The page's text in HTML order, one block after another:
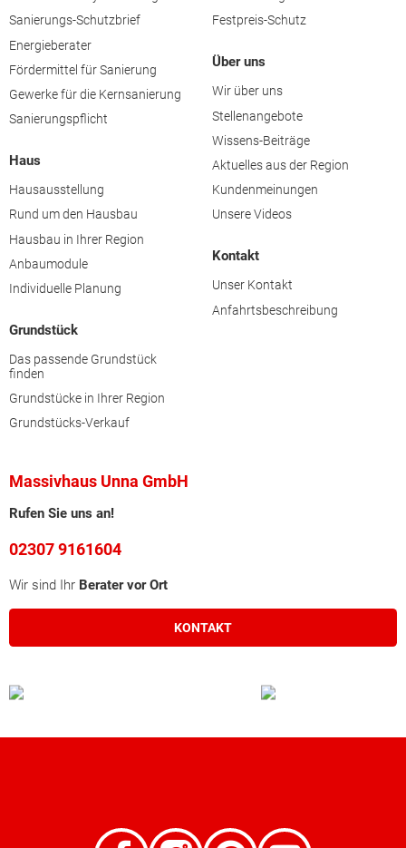
Sanierungs-Schutzbrief
Energieberater
Fördermittel für Sanierung
Gewerke für die Kernsanierung
Sanierungspflicht
Haus
Hausausstellung
Rund um den Hausbau
Hausbau in Ihrer Region
Anbaumodule
Individuelle Planung
Grundstück
Das passende Grundstück
finden
Grundstücke in Ihrer Region
Grundstücks-Verkauf
Festpreis-Schutz
Über uns
Wir über uns
Stellenangebote
Wissens-Beiträge
Aktuelles aus der Region
Kundenmeinungen
Unsere Videos
Kontakt
Unser Kontakt
Anfahrtsbeschreibung
Massivhaus Unna GmbH
Rufen Sie uns an!
02307 9161604
Wir sind Ihr Berater vor Ort
KONTAKT